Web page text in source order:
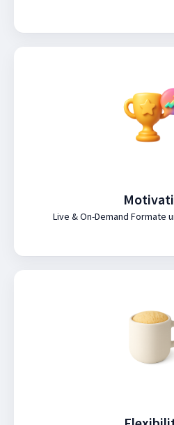
Live & On-Demand Formate